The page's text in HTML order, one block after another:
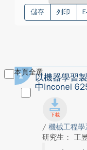
儲存 列印
本頁全選
1
以機器學習
中Inconel
/ 機械工程學
研究生： 王